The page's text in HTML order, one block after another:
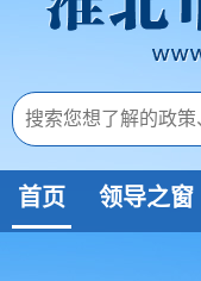
首页 领导之窗